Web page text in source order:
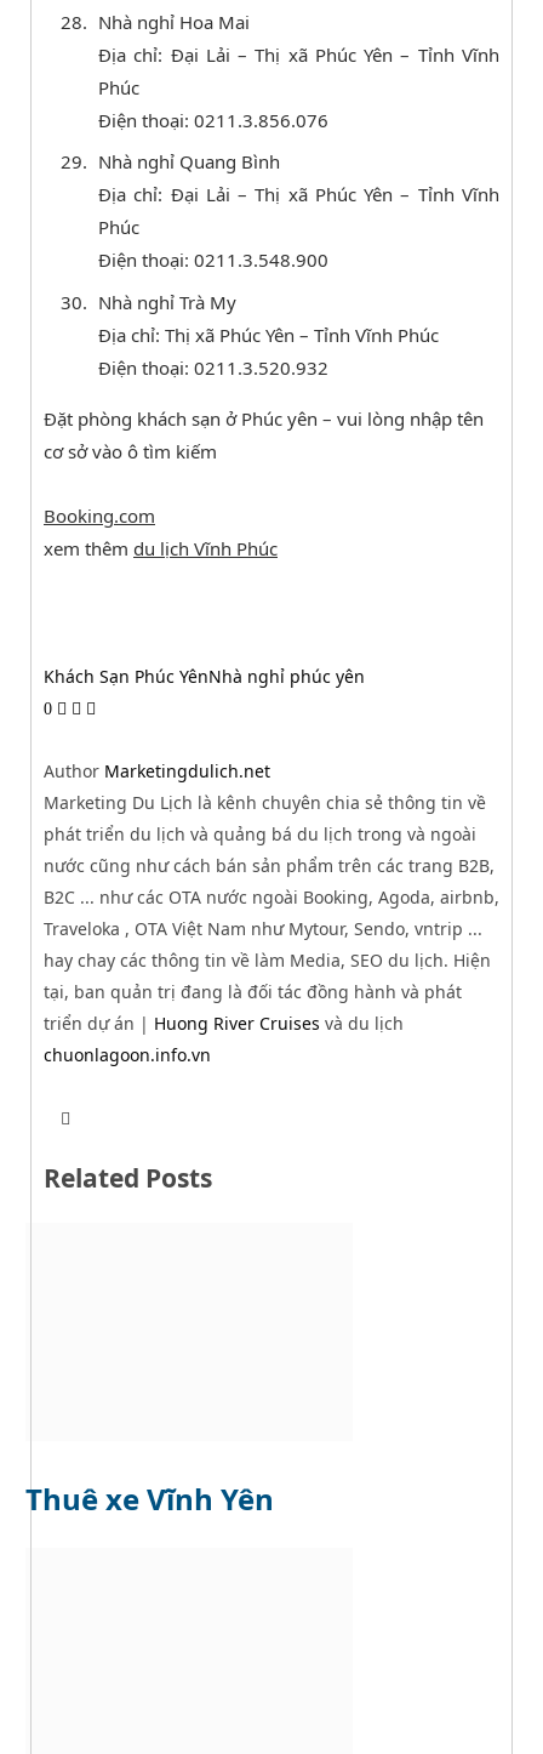
Nhà nghỉ Hoa Mai
Địa chỉ: Đại Lải – Thị xã Phúc Yên – Tỉnh Vĩnh
Phúc
Điện thoại: 0211.3.856.076
Nhà nghỉ Quang Bình
Địa chỉ: Đại Lải – Thị xã Phúc Yên – Tỉnh Vĩnh
Phúc
Điện thoại: 0211.3.548.900
Nhà nghỉ Trà My
Địa chỉ: Thị xã Phúc Yên – Tỉnh Vĩnh Phúc
Điện thoại: 0211.3.520.932
Đặt phòng khách sạn ở Phúc yên – vui lòng nhập tên
cơ sở vào ô tìm kiếm
Booking.com
xem thêm du lịch Vĩnh Phúc
Khách Sạn Phúc YênNhà nghỉ phúc yên
0
Author Marketingdulich.net
Marketing Du Lịch là kênh chuyên chia sẻ thông tin về
phát triển du lịch và quảng bá du lịch trong và ngoài
nước cũng như cách bán sản phẩm trên các trang B2B,
B2C ... như các OTA nước ngoài Booking, Agoda, airbnb,
Traveloka , OTA Việt Nam như Mytour, Sendo, vntrip ...
hay chay các thông tin về làm Media, SEO du lịch. Hiện
tại, ban quản trị đang là đối tác đồng hành và phát
triển dự án | Huong River Cruises và du lịch
chuonlagoon.info.vn
t
Related Posts
Thuê xe Vĩnh Yên